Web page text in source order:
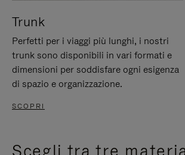
Trunk
Perfetti per i viaggi più lunghi, i nostri
trunk sono disponibili in vari formati e
dimensioni per soddisfare ogni esigenza
di spazio e organizzazione.
SCOPRI